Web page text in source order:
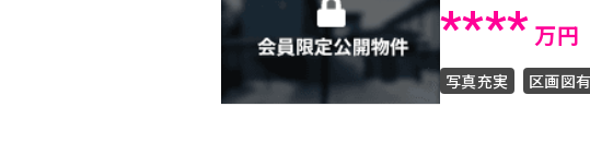
**** 万円
写真充実
区画図有